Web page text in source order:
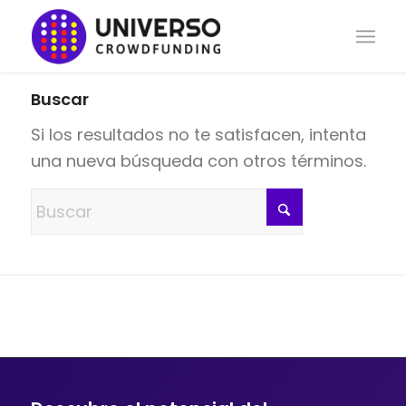
Buscar
Si los resultados no te satisfacen, intenta
una nueva búsqueda con otros términos.